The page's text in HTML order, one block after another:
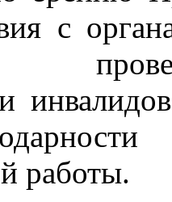
с
работы.